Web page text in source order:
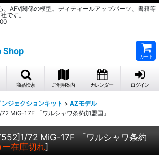
、AFV関係の模型、ディティールアップパーツ、書籍等
です。
Shop
カート
商品検索 ご利用案内 カレンダー ログイン
ジェクションキット > AZモデル
MiG-17F 「ワルシャワ条約加盟国」
72 MiG-17F 「ワルシャワ条約
ー在庫切れ]